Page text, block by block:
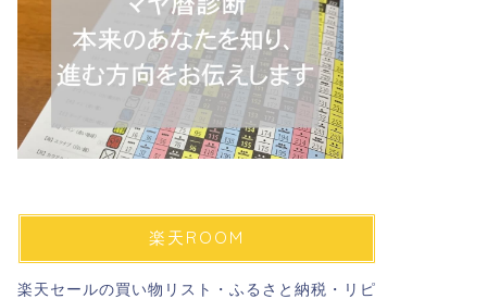
楽天ROOM
楽天セールの買い物リスト・ふるさと納税・リピ